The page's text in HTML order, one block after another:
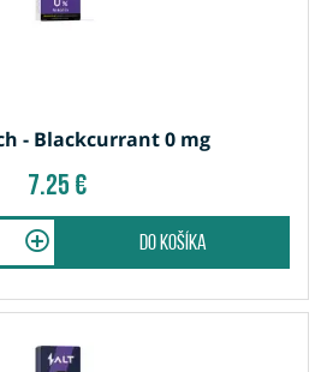
- Blackcurrant 0 mg
7.25 €
do košíka